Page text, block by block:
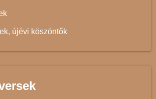
újévi köszöntők